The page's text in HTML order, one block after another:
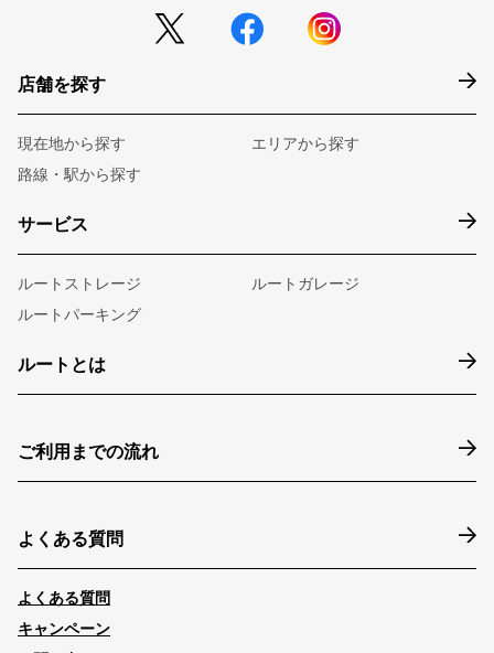
店舗を探す
現在地から探す
エリアから探す
路線・駅から探す
サービス
ルートストレージ
ルートガレージ
ルートパーキング
ルートとは
ご利用までの流れ
よくある質問
よくある質問
キャンペーン